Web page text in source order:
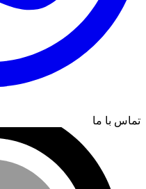
تماس با ما